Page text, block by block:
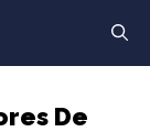
De